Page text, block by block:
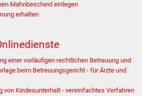
Tourismus
Schwäbischer Albtrauf
Route der
Mahnbescheid einlegen
erhalten
einer vorläufigen rechtlichen Betreuung und
beim Betreuungsgericht - für Ärzte und
von Kindesunterhalt - vereinfachtes Verfahren